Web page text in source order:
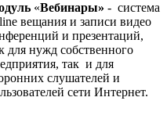
«Вебинары» - система
вещания и записи видео
и презентаций,
для нужд собственного
так и для
слушателей и
сети Интернет.